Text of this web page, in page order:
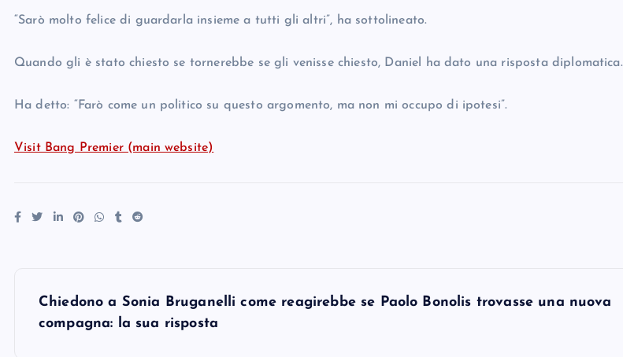
“Sarò molto felice di guardarla insieme a tutti gli altri”, ha sottolineato.
Quando gli è stato chiesto se tornerebbe se gli venisse chiesto, Daniel ha dato una risposta diplomatica.
Ha detto: “Farò come un politico su questo argomento, ma non mi occupo di ipotesi”.
Visit Bang Premier (main website)
Chiedono a Sonia Bruganelli come reagirebbe se Paolo Bonolis trovasse una nuova
compagna: la sua risposta